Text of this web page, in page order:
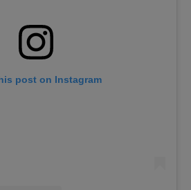
post on Instagram